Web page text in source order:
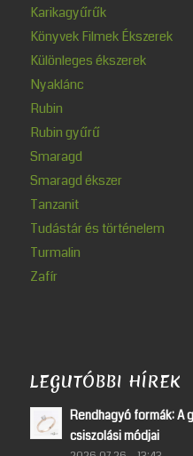
Karikagyűrűk
Könyvek Filmek Ékszerek
Különleges ékszerek
Nyaklánc
Rubin
Rubin gyűrű
Smaragd
Smaragd ékszer
Tanzanit
Tudástár és történelem
Turmalin
Zafír
LEGUTÓBBI HÍREK
Rendhagyó formák: A
csiszolási módjai